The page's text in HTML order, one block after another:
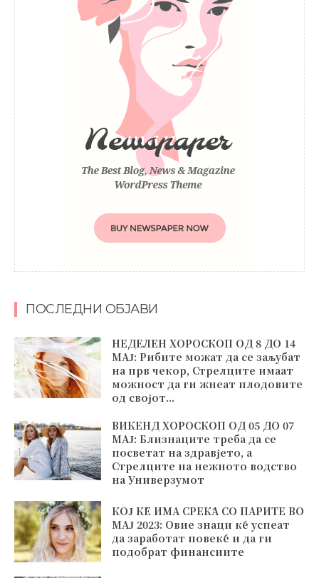
ПОСЛЕДНИ ОБЈАВИ
НЕДЕЛЕН ХОРОСКОП ОД 8 ДО 14
МАЈ: Рибите можат да се заљубат
на прв чекор, Стрелците имаат
можност да ги жнеат плодовите
од својот...
ВИКЕНД ХОРОСКОП ОД 05 ДО 07
МАЈ: Близнаците треба да се
посветат на здравјето, а
Стрелците на нежното водство
на Универзумот
КОЈ ЌЕ ИМА СРЕЌА СО ПАРИТЕ ВО
МАЈ 2023: Овие знаци ќе успеат
да заработат повеќе и да ги
подобрат финансиите